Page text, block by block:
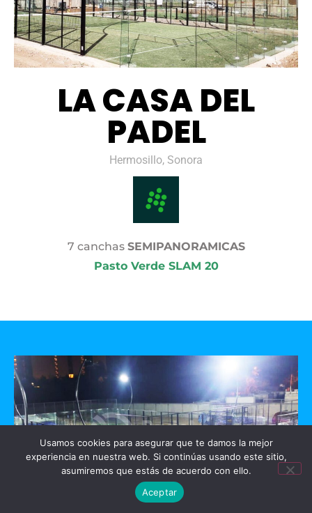
LA CASA DEL
PADEL
Hermosillo, Sonora
7 canchas SEMIPANORAMICAS
Pasto Verde SLAM 20
Usamos cookies para asegurar que te damos la mejor
experiencia en nuestra web. Si continúas usando este sitio,
asumiremos que estás de acuerdo con ello.
Aceptar